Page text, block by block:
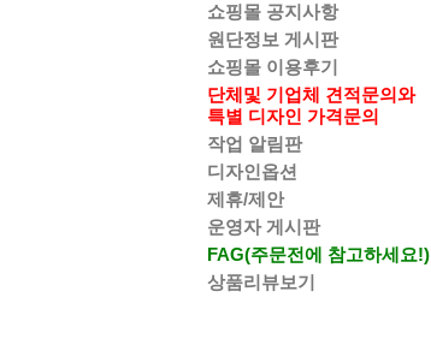
쇼핑몰 공지사항
원단정보 게시판
쇼핑몰 이용후기
단체및 기업체 견적문의와
특별 디자인 가격문의
작업 알림판
디자인옵션
제휴/제안
운영자 게시판
FAG(주문전에 참고하세요!)
상품리뷰보기